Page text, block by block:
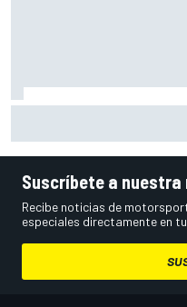
Suscríbete a
Recibe noticias de
especiales directamente en